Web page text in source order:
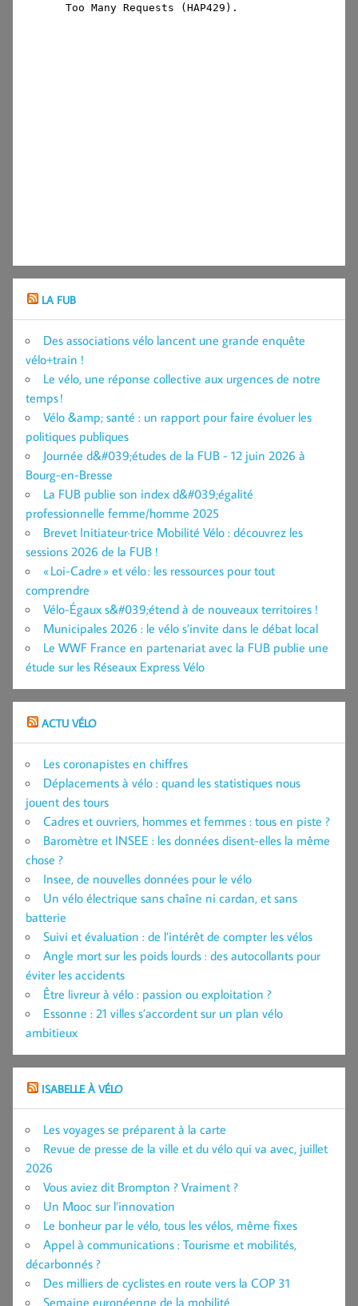
LA FUB
Des associations vélo lancent une grande enquête
vélo+train !
Le vélo, une réponse collective aux urgences de notre
temps !
Vélo &amp; santé : un rapport pour faire évoluer les
politiques publiques
Journée d&#039;études de la FUB - 12 juin 2026 à
Bourg-en-Bresse
La FUB publie son index d&#039;égalité
professionnelle femme/homme 2025
Brevet Initiateur·trice Mobilité Vélo : découvrez les
sessions 2026 de la FUB !
« Loi-Cadre » et vélo : les ressources pour tout
comprendre
Vélo-Égaux s&#039;étend à de nouveaux territoires !
Municipales 2026 : le vélo s’invite dans le débat local
Le WWF France en partenariat avec la FUB publie une
étude sur les Réseaux Express Vélo
ACTU VÉLO
Les coronapistes en chiffres
Déplacements à vélo : quand les statistiques nous
jouent des tours
Cadres et ouvriers, hommes et femmes : tous en piste ?
Baromètre et INSEE : les données disent-elles la même
chose ?
Insee, de nouvelles données pour le vélo
Un vélo électrique sans chaîne ni cardan, et sans
batterie
Suivi et évaluation : de l’intérêt de compter les vélos
Angle mort sur les poids lourds : des autocollants pour
éviter les accidents
Être livreur à vélo : passion ou exploitation ?
Essonne : 21 villes s’accordent sur un plan vélo
ambitieux
ISABELLE À VÉLO
Les voyages se préparent à la carte
Revue de presse de la ville et du vélo qui va avec, juillet
2026
Vous aviez dit Brompton ? Vraiment ?
Un Mooc sur l’innovation
Le bonheur par le vélo, tous les vélos, même fixes
Appel à communications : Tourisme et mobilités,
décarbonnés ?
Des milliers de cyclistes en route vers la COP 31
Semaine européenne de la mobilité